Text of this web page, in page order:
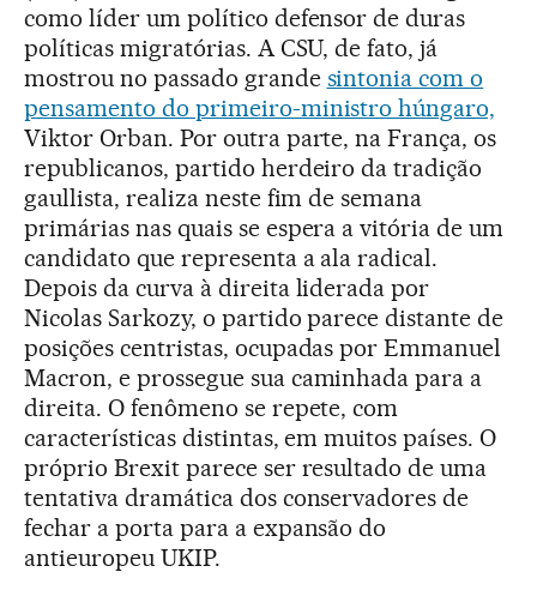
como líder um político defensor de duras
políticas migratórias. A CSU, de fato, já
mostrou no passado grande sintonia com o
pensamento do primeiro-ministro húngaro,
Viktor Orban. Por outra parte, na França, os
republicanos, partido herdeiro da tradição
gaullista, realiza neste fim de semana
primárias nas quais se espera a vitória de um
candidato que representa a ala radical.
Depois da curva à direita liderada por
Nicolas Sarkozy, o partido parece distante de
posições centristas, ocupadas por Emmanuel
Macron, e prossegue sua caminhada para a
direita. O fenômeno se repete, com
características distintas, em muitos países. O
próprio Brexit parece ser resultado de uma
tentativa dramática dos conservadores de
fechar a porta para a expansão do
antieuropeu UKIP.